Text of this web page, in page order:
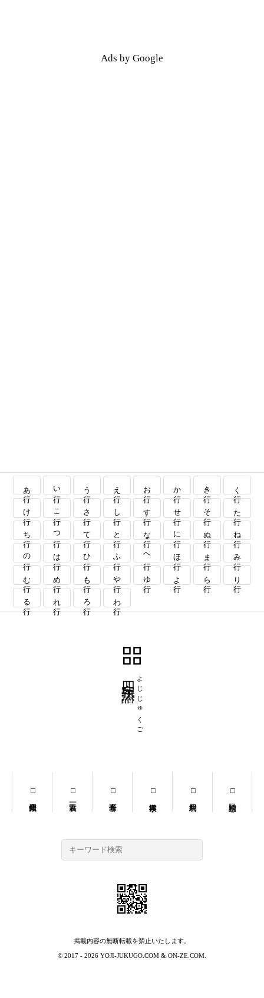
Ads by Google
あ行 い行 う行 え行 お行 か行 き行 く行
け行 こ行 さ行 し行 す行 せ行 そ行 た行
ち行 つ行 て行 と行 な行 に行 ぬ行 ね行
の行 は行 ひ行 ふ行 へ行 ほ行 ま行 み行
む行 め行 も行 や行 ゆ行 よ行 ら行 り行
る行 れ行 ろ行 わ行
よじじゅくご
掲載内容の無断転載を禁止いたします。
© 2017 - 2026 YOJI-JUKUGO.COM & ON-ZE.COM